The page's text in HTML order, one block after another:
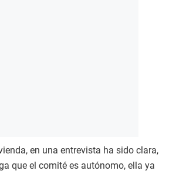
en una entrevista ha sido clara,
que el comité es autónomo, ella ya